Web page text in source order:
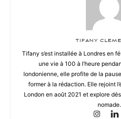
TIFANY
Tifany s’est installée à Londres en
une vie à 100 à l’heure
londonienne, elle profite de la
former à la rédaction. Elle rejoint
London en août 2021 et explore
nomade.